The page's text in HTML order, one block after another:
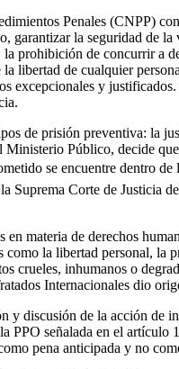
Penales (CNPP)
garantizar la seguridad de
prohibición de concurrir a
libertad de cualquier
excepcionales y
de prisión preventiva: la
Público, decide
se encuentre
Suprema Corte de Justicia
en materia de derechos
la libertad personal, la
crueles, inhumanos o
Internacionales dio
y discusión de la acción
PPO señalada en el
pena anticipada y no